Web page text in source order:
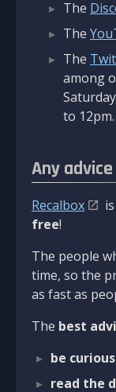
The
The
The
among
to 12pm.
Any
Recalbox
free!
The people
time, so the
as fast as
The best
be
read the